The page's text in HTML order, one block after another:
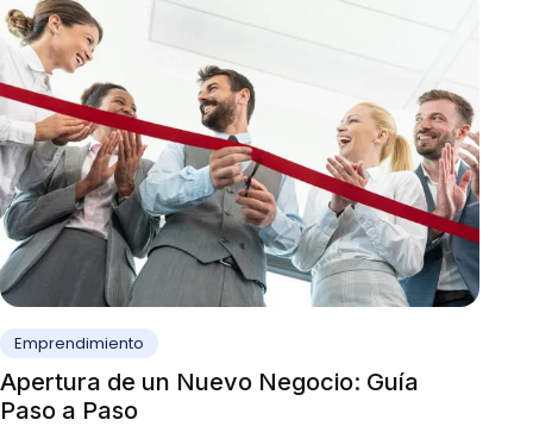
Emprendimiento
Apertura de un Nuevo Negocio: Guía
Paso a Paso